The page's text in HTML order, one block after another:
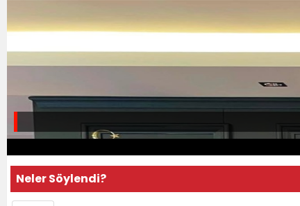
Neler Söylendi?